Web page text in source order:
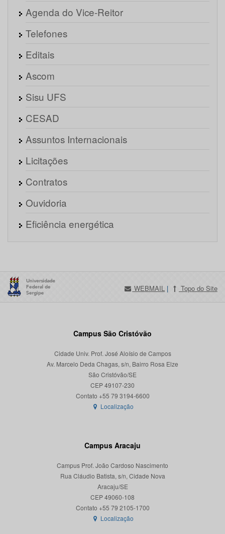
Agenda do Vice-Reitor
Telefones
Editais
Ascom
Sisu UFS
CESAD
Assuntos Internacionais
Licitações
Contratos
Ouvidoria
Eficiência energética
WEBMAIL | Topo do Site
Campus São Cristóvão
Cidade Univ. Prof. José Aloísio de Campos
Av. Marcelo Deda Chagas, s/n, Bairro Rosa Elze
São Cristóvão/SE
CEP 49107-230
Localização
Campus Aracaju
Campus Prof. João Cardoso Nascimento
Rua Cláudio Batista, s/n, Cidade Nova
Aracaju/SE
CEP 49060-108
Localização